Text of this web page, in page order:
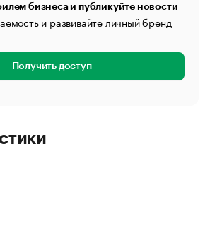
бизнеса и публикуйте новости
и развивайте личный бренд
Получить доступ